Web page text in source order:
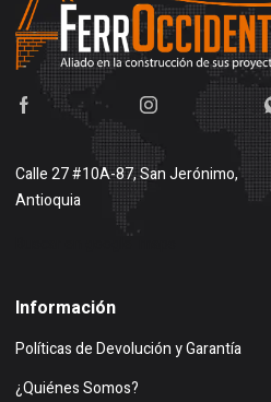
Calle 27 #10A-87, San Jerónimo,
Antioquia
Información
Políticas de Devolución y Garantía
¿Quiénes Somos?